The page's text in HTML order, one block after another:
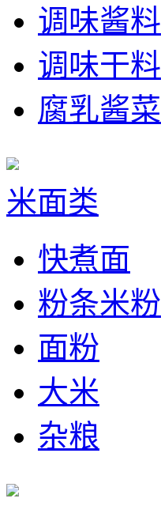
调味酱料
调味干料
腐乳酱菜
米面类
快煮面
粉条米粉
面粉
大米
杂粮